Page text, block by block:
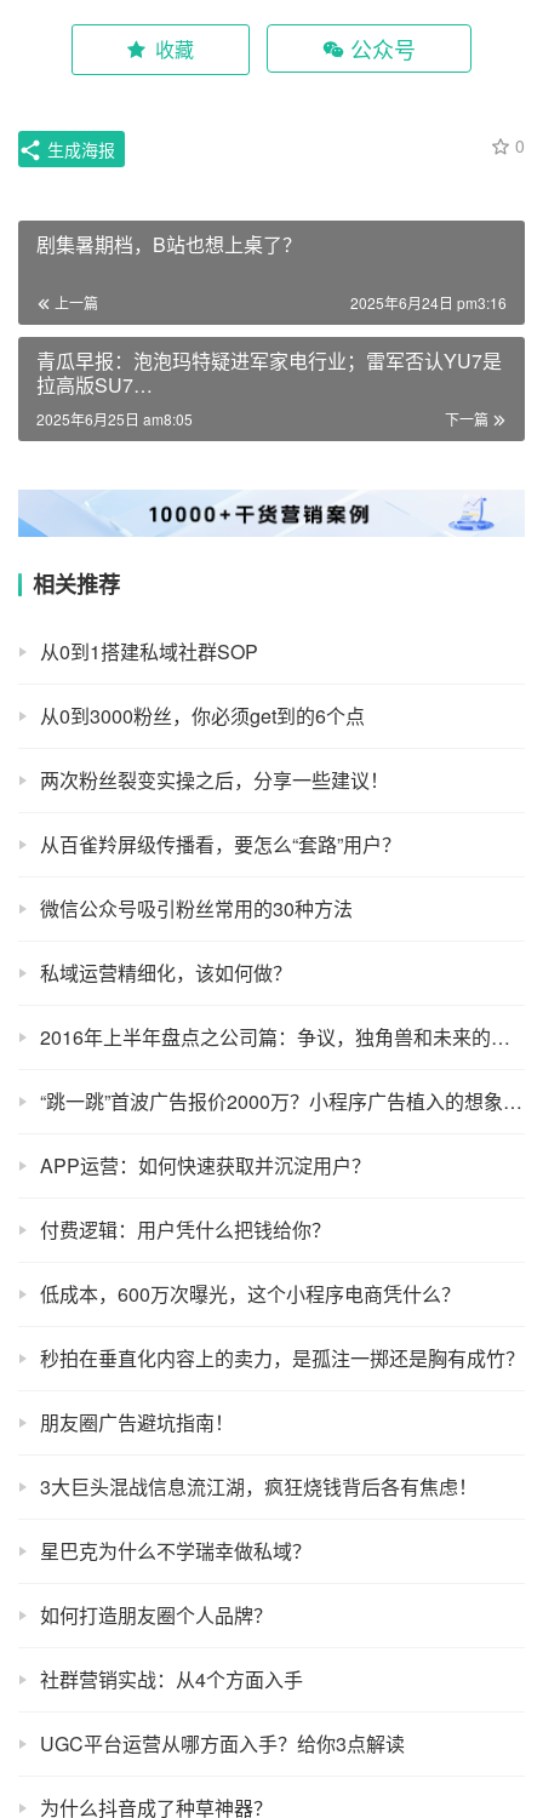
收藏 公众号
0
生成海报
剧集暑期档，B站也想上桌了？
上一篇 2025年6月24日 pm3:16
青瓜早报：泡泡玛特疑进军家电行业；雷军否认YU7是
拉高版SU7…
下一篇
2025年6月25日 am8:05
相关推荐
从0到1搭建私域社群SOP
从0到3000粉丝，你必须get到的6个点
两次粉丝裂变实操之后，分享一些建议！
从百雀羚屏级传播看，要怎么“套路”用户？
微信公众号吸引粉丝常用的30种方法
私域运营精细化，该如何做？
2016年上半年盘点之公司篇：争议，独角兽和未来的风口！
“跳一跳”首波广告报价2000万？小程序广告植入的想象空间有多大?
APP运营：如何快速获取并沉淀用户？
付费逻辑：用户凭什么把钱给你？
低成本，600万次曝光，这个小程序电商凭什么？
秒拍在垂直化内容上的卖力，是孤注一掷还是胸有成竹？
朋友圈广告避坑指南！
3大巨头混战信息流江湖，疯狂烧钱背后各有焦虑！
星巴克为什么不学瑞幸做私域？
如何打造朋友圈个人品牌？
社群营销实战：从4个方面入手
UGC平台运营从哪方面入手？给你3点解读
为什么抖音成了种草神器？